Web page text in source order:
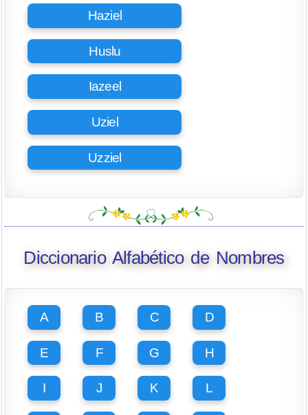
Haziel
Huslu
Iazeel
Uziel
Uzziel
Diccionario Alfabético de Nombres
A B C D
E F G H
I J K L